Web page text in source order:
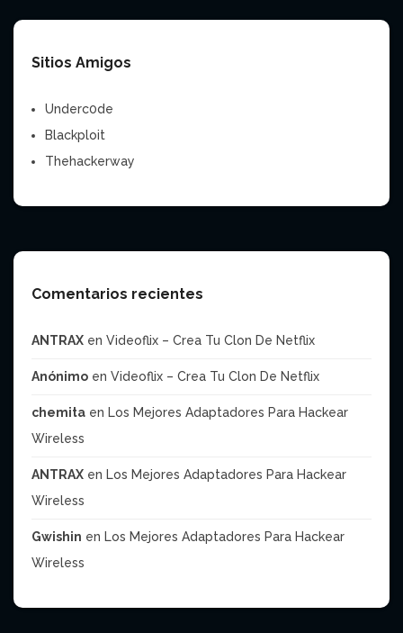
Sitios Amigos
Underc0de
Blackploit
Thehackerway
Comentarios recientes
ANTRAX en Videoflix – Crea Tu Clon De Netflix
Anónimo en Videoflix – Crea Tu Clon De Netflix
chemita en Los Mejores Adaptadores Para Hackear
Wireless
ANTRAX en Los Mejores Adaptadores Para Hackear
Wireless
Gwishin en Los Mejores Adaptadores Para Hackear
Wireless